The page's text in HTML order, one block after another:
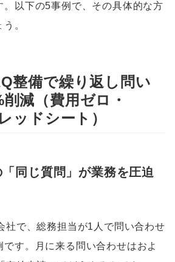
。以下の5事例で、その具体的な方
。
整備で繰り返し問い
減（費用ゼロ・
ッドシート）
同じ質問」が業務を圧迫
社で、総務担当が1人で問い合わせ
です。月に来る問い合わせはおよ